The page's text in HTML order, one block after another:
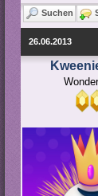
Suchen
26.06.2013